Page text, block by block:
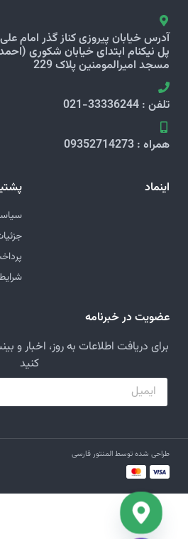
آدرس خیابان پیروزی کناز گذر امام
پل نیکنام ابتدای خیابان شکوری
مسجد امیرالمومنین پلاک 229
تلفن : 33336244-021
همراه : 09352714273
اینماد
عضویت در خبرنامه
برای دریافت اطلاعات به روز، اخبار و
کنید
طراحی شده توسط المنتور فارسی